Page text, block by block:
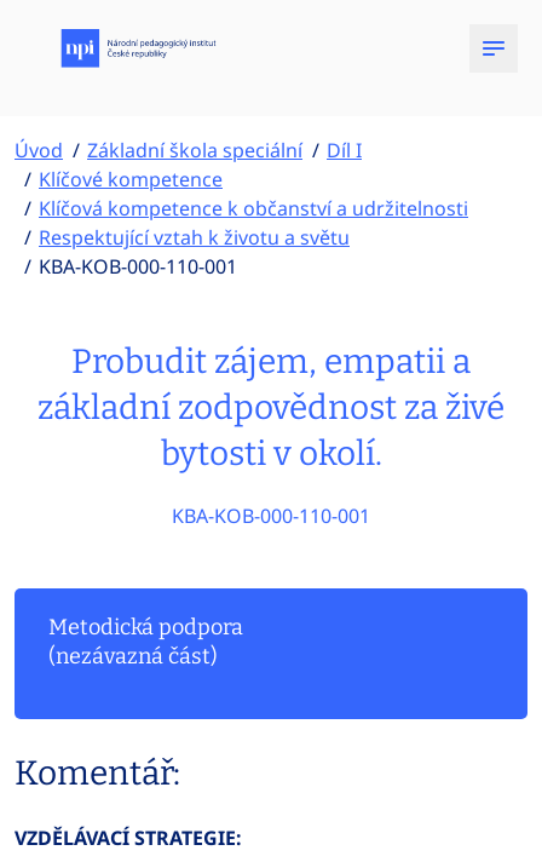
Úvod Základní škola speciální
Díl I
Klíčové kompetence
Klíčová kompetence k občanství a udržitelnosti
Respektující vztah k životu a světu
KBA-KOB-000-110-001
Probudit zájem, empatii a
základní zodpovědnost za živé
bytosti v okolí.
KBA-KOB-000-110-001
Metodická podpora
(nezávazná část)
Komentář:
VZDĚLÁVACÍ STRATEGIE: